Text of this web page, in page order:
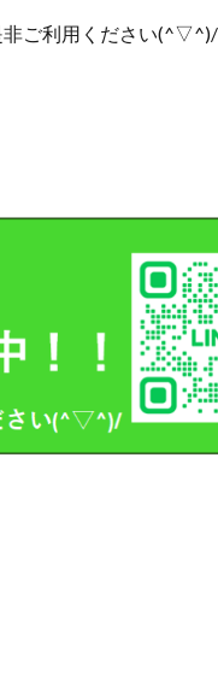
非ご利用ください(^▽^)/